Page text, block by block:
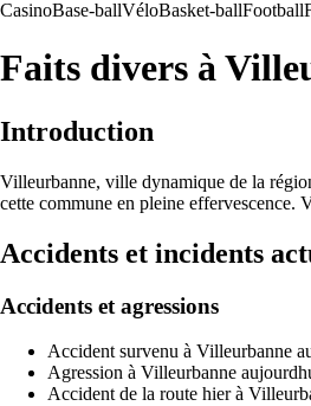
CasinoBase-ballVéloBasket-ballFootball
Faits divers à
Introduction
Villeurbanne, ville dynamique de la
cette commune en pleine effervescence.
Accidents et incidents
Accidents et agressions
Accident survenu à Villeurbanne
Agression à Villeurbanne
Accident de la route hier à